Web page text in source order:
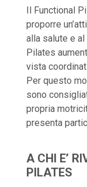
Il Functional
proporre
alla salute e
Pilates
vista
Per questo
sono
propria
presenta
A CHI E’
PILATES